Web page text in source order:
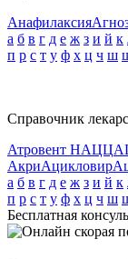
Анафилаксия
а б в г д е ж з и й к
п р с т у ф х ц ч ш
Справочник
Атровент НАЦЦ
АкриАцикловир
а б в г д е ж з и й к
п р с т у ф х ц ч ш
Бесплатная